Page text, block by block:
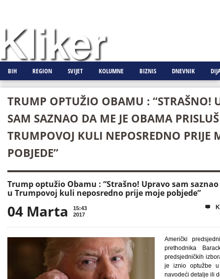
BIH REGION SVIJET KOLUMNE BIZNIS DNEVNIK
TRUMP OPTUŽIO OBAMU : “STRAŠNO!
SAM SAZNAO DA ME JE OBAMA
TRUMPOVOJ KULI NEPOSREDNO PRIJE
POBJEDE”
Trump optužio Obamu : “Strašno! Upravo sam
u Trumpovoj kuli neposredno prije moje pobjede”
04 Marta
15:43
2017

Američki
prethodnika
predsjedničkih
je iznio optužbe
navodeći detalje ili